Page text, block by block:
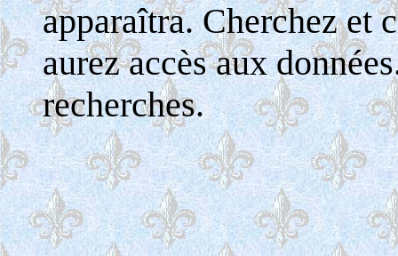
apparaîtra. Cherchez et
aurez accès aux
recherches.